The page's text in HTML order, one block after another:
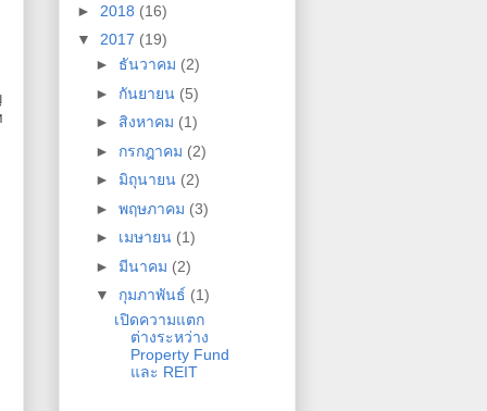
► 2018 (16)
▼ 2017 (19)
► ธันวาคม (2)
► กันยายน (5)
► สิงหาคม (1)
► กรกฎาคม (2)
► มิถุนายน (2)
► พฤษภาคม (3)
► เมษายน (1)
► มีนาคม (2)
▼ กุมภาพันธ์ (1)
เปิดความแตก
ต่างระหว่าง
Property Fund
และ REIT